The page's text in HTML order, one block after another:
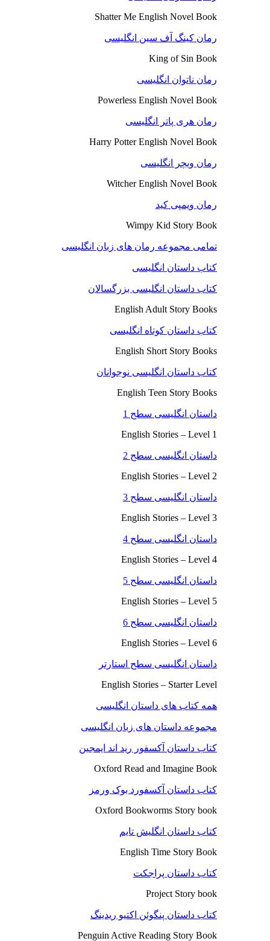
Shatter Me English Novel Book
رمان کینگ آف سین انگلیسی
King of Sin Book
رمان ناتوان انگلیسی
Powerless English Novel Book
رمان هری پاتر انگلیسی
Harry Potter English Novel Book
رمان ویچر انگلیسی
Witcher English Novel Book
رمان ویمپی کید
Wimpy Kid Story Book
تمامی مجموعه رمان های زبان انگلیسی
کتاب داستان انگلیسی
کتاب داستان انگلیسی بزرگسالان
English Adult Story Books
کتاب داستان کوتاه انگلیسی
English Short Story Books
کتاب داستان انگلیسی نوجوانان
English Teen Story Books
داستان انگلیسی سطح 1
English Stories – Level 1
داستان انگلیسی سطح 2
English Stories – Level 2
داستان انگلیسی سطح 3
English Stories – Level 3
داستان انگلیسی سطح 4
English Stories – Level 4
داستان انگلیسی سطح 5
English Stories – Level 5
داستان انگلیسی سطح 6
English Stories – Level 6
داستان انگلیسی سطح استارتر
English Stories – Starter Level
همه کتاب های داستان انگلیسی
مجموعه داستان های زبان انگلیسی
کتاب داستان آکسفور رید اند ایمجین
Oxford Read and Imagine Book
کتاب داستان آکسفورد بوک ورمز
Oxford Bookworms Story book
کتاب داستان انگلیش تایم
English Time Story Book
کتاب داستان پراجکت
Project Story book
کتاب داستان پنگوئن اکتیو ریدینگ
Penguin Active Reading Story Book